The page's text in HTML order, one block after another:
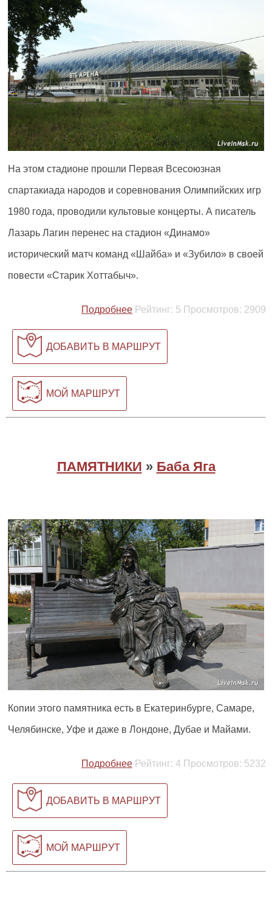
На этом стадионе прошли Первая Всесоюзная
спартакиада народов и соревнования Олимпийских игр
1980 года, проводили культовые концерты. А писатель
Лазарь Лагин перенес на стадион «Динамо»
исторический матч команд «Шайба» и «Зубило» в своей
повести «Старик Хоттабыч».
Подробнее Рейтинг: 5 Просмотров: 2909
ДОБАВИТЬ В МАРШРУТ
МОЙ МАРШРУТ
ПАМЯТНИКИ » Баба Яга
Копии этого памятника есть в Екатеринбурге, Самаре,
Челябинске, Уфе и даже в Лондоне, Дубае и Майами.
Подробнее Рейтинг: 4 Просмотров: 5232
ДОБАВИТЬ В МАРШРУТ
МОЙ МАРШРУТ